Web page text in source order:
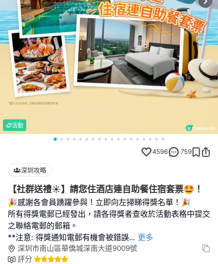
活動
4596 759
深圳攻略
【社群送禮☀️】請您住酒店連自助餐住宿套票🤩！
🎉感謝各會員踴躍參與！立即向左掃睇得獎名單！🎉
所有得獎電郵已經發出，請各得獎者查收於活動表格中提交
之聯絡電郵的郵箱。
**注意: 得獎通知電郵有機會被錯誤... 更多
深圳市南山區華僑城深南大道9009號
評分